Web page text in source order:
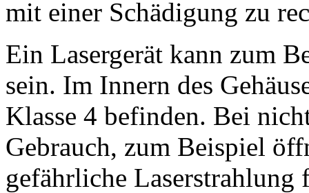
mit einer Schädigung zu
Ein Lasergerät kann zum
sein. Im Innern des
Klasse 4 befinden. Bei
Gebrauch, zum Beispiel
gefährliche Laserstrahlung